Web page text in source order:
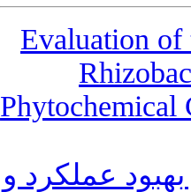
Evaluation of
Phytochemical
عملکرد و